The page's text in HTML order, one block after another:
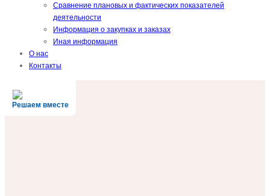
Сравнение плановых и фактических показателей
деятельности
Информация о закупках и заказах
Иная информация
О нас
Контакты
Решаем вместе